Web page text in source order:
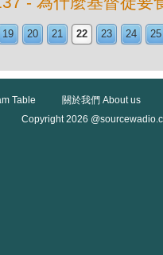
19 20 21 22 23 24 25
Table
關於我們 About us
Copyright 2026